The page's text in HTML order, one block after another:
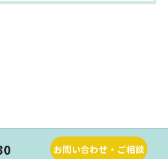
お問い合わせ・ご相談